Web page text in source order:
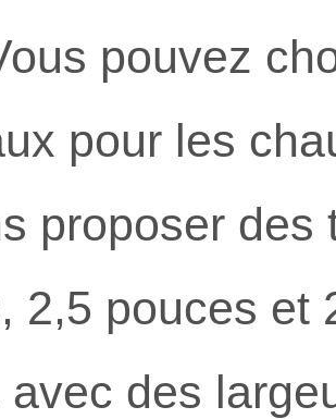
pouvez
pour les
proposer
2,5 pouces et
avec des